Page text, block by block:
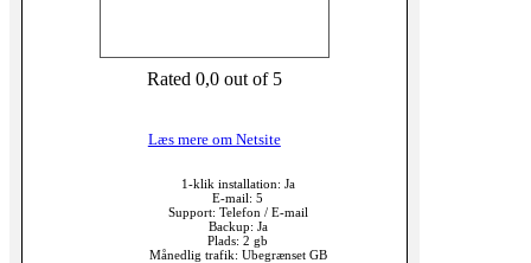
Rated 0,0 out of 5
Læs mere om Netsite
1-klik installation: Ja
E-mail: 5
Support: Telefon / E-mail
Backup: Ja
Plads: 2 gb
Månedlig trafik: Ubegrænset GB